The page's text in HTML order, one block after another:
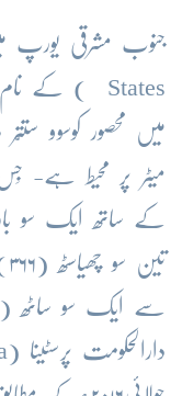
جنوب مشرقی یورپ
States ) کے نام
میٹر پر محیط ہے-
کے ساتھ ایک سو بارہ
تین سو چھیاسٹھ (۳۶۶)کلومیٹر اور میسیڈونیا
دارالحکومت پرسٹینا (